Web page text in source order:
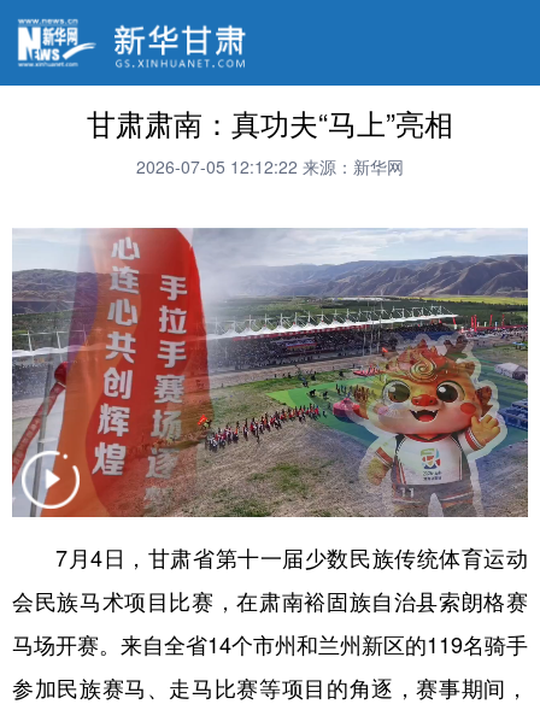
甘肃肃南：真功夫“马上”亮相
2026-07-05 12:12:22 来源：新华网
7月4日，甘肃省第十一届少数民族传统体育运动
会民族马术项目比赛，在肃南裕固族自治县索朗格赛
马场开赛。来自全省14个市州和兰州新区的119名骑手
参加民族赛马、走马比赛等项目的角逐，赛事期间，